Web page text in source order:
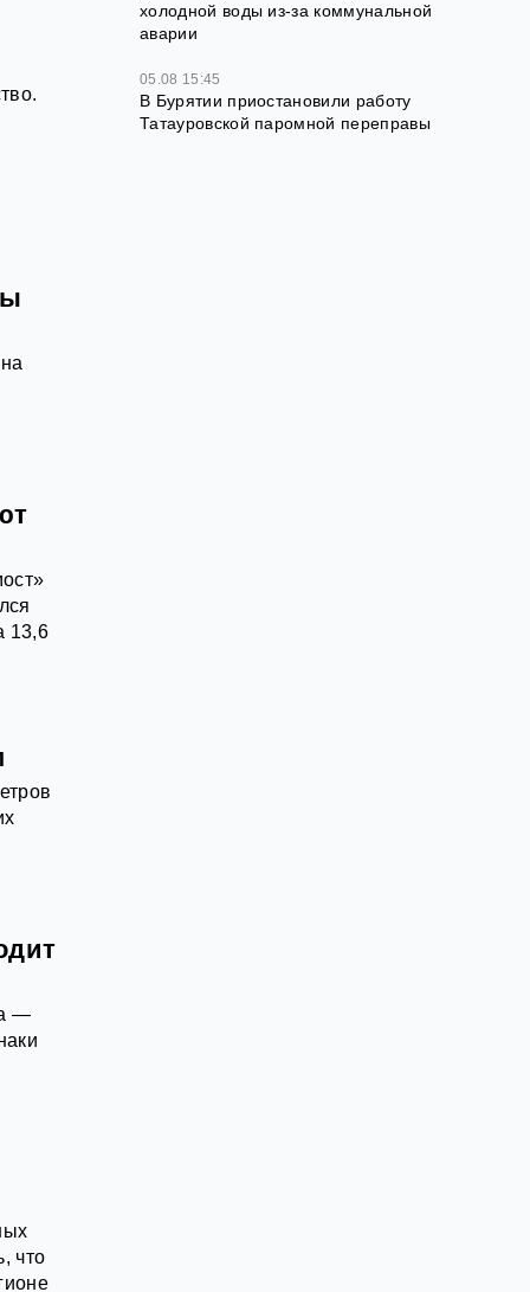
13,6
—
что
холодной воды из-за коммунальной
аварии
05.08 15:45
В Бурятии приостановили работу
Татауровской паромной переправы